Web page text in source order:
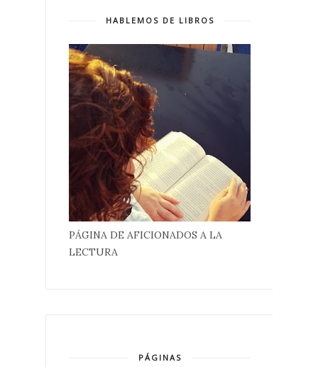
HABLEMOS DE LIBROS
PÁGINA DE AFICIONADOS A LA
LECTURA
PÁGINAS